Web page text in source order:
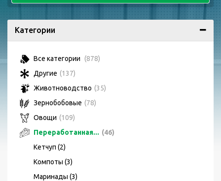
Категории
Все категории (878)
Другие (137)
Животноводство (35)
Зернобобовые (78)
Овощи (109)
Переработанная... (46)
Кетчуп (2)
Компоты (3)
Маринады (3)